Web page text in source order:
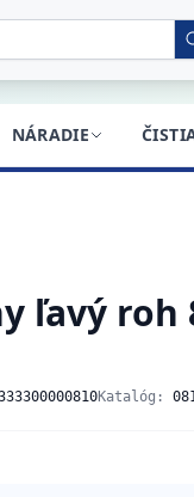
NÁRADIE
ľavý roh
Katalóg: